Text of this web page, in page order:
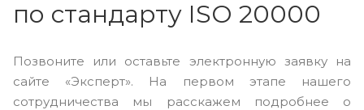
по стандарту ISO 20000
Позвоните или оставьте электронную заявку на
сайте «Эксперт». На первом этапе нашего
сотрудничества мы расскажем подробнее о